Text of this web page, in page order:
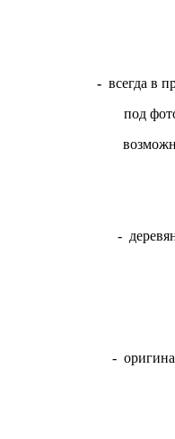
- всегда в
под
-
-
5. Б